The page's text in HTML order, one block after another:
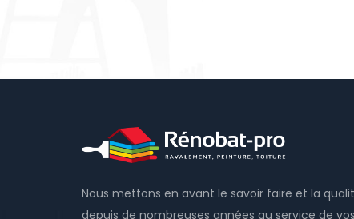
Nous mettons en avant le savoir faire et la
depuis de nombreuses années au service de vos